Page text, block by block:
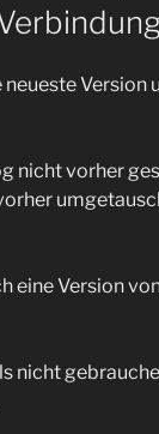
Version
nicht vorher
eine Version
nicht